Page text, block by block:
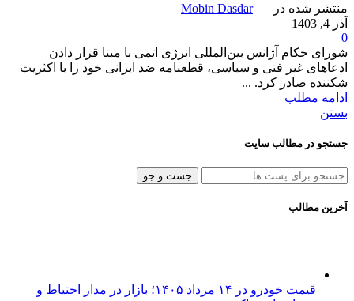
منتشر شده در
Mobin Dasdar
آذر 4, 1403
0
شورای حکام آژانس بین‌المللی انرژی اتمی با مبنا قرار دادن
ادعاهای غیر فنی و سیاسی، قطعنامه ضد ایرانی خود را با اکثریت
شکننده صادر کرد. ...
ادامه مطلب
بستن
جستجو در مطالب سایت
جست و جو
آخرین مطالب
قیمت خودرو در ۱۴ مرداد ۱۴۰۵؛ بازار در مدار احتیاط و